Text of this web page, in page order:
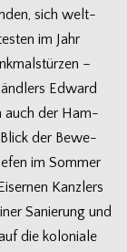
sich welt­
im Jahr
–
Edward
auch der Ham­
Blick der Bewe­
im Som­mer
Kanz­lers
Sanie­rung und
die kolo­niale